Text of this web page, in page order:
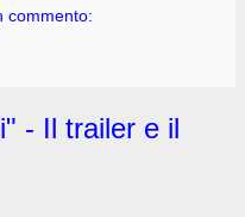
commento:
- Il trailer e il